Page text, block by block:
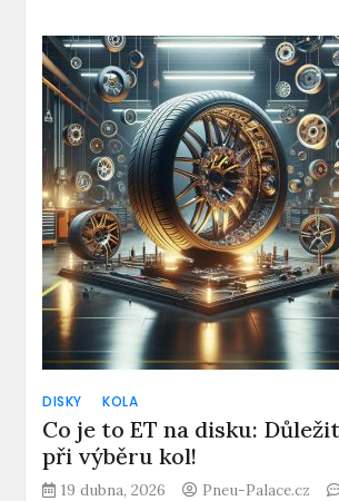
disků
kol
recenze:
Nejlepší
produkty
na
trhu!
DISKY KOLA
Co je to ET na disku:
při výběru kol!
19 dubna, 2026 Pneu-Palace.cz